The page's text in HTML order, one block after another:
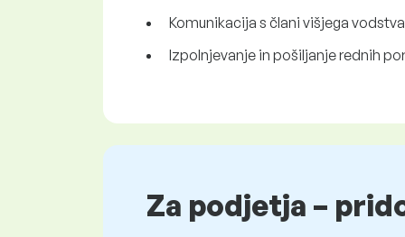
Komunikacija s člani višjega
Izpolnjevanje in pošiljanje rednih
Za podjetja –